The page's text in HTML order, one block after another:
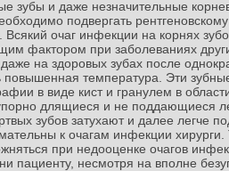
зубы и даже незначительные
подвергать
очаг инфекции на корнях
фактором при заболеваниях
даже на здоровых зубах после
повышенная температура. Эти
в виде кист и гранулем в
длящиеся и не поддающиеся
зубов затухают и далее легче
к очагам инфекции
при недооценке очагов
пациенту, несмотря на вполне